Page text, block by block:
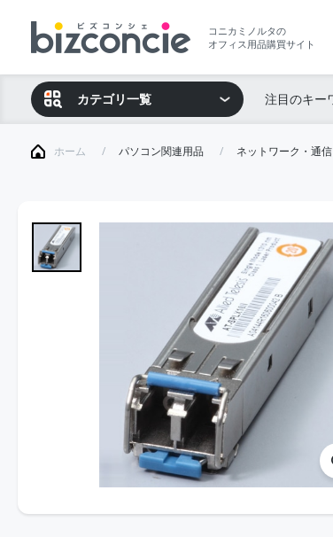
コニカミノルタの
オフィス用品購買サイト
カテゴリ一覧 注目のキー
ホーム パソコン関連用品 ネットワーク・通信